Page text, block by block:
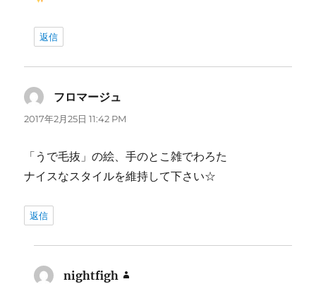
返信
フロマージュ
り:
2017年2月25日 11:42 PM
「うで毛抜」の絵、手のとこ雑でわろた
ナイスなスタイルを維持して下さい☆
返信
nightfigh